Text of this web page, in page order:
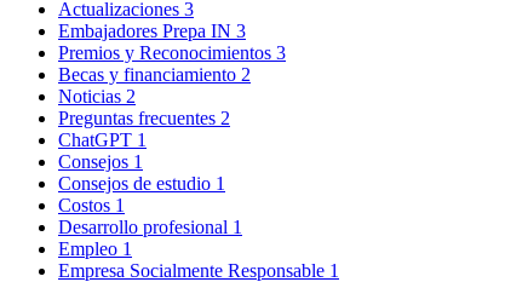
Actualizaciones 3
Embajadores Prepa IN 3
Premios y Reconocimientos 3
Becas y financiamiento 2
Noticias 2
Preguntas frecuentes 2
ChatGPT 1
Consejos 1
Consejos de estudio 1
Costos 1
Desarrollo profesional 1
Empleo 1
Empresa Socialmente Responsable 1